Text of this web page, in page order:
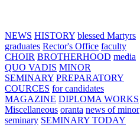
NEWS HISTORY blessed Martyrs
graduates Rector's Office faculty
CHOIR BROTHERHOOD media
QUO VADIS MINOR
SEMINARY PREPARATORY
COURCES for candidates
MAGAZINE DIPLOMA WORKS
Miscellaneous oranta news of minor
seminary SEMINARY TODAY